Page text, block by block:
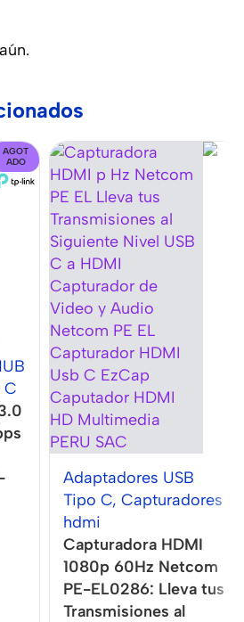
AGOT
ADO
C
Adaptadores USB
Tipo C, Capturadores
hdmi
Capturadora HDMI
1080p 60Hz Netcom
PE-EL0286: Lleva tus
Transmisiones al